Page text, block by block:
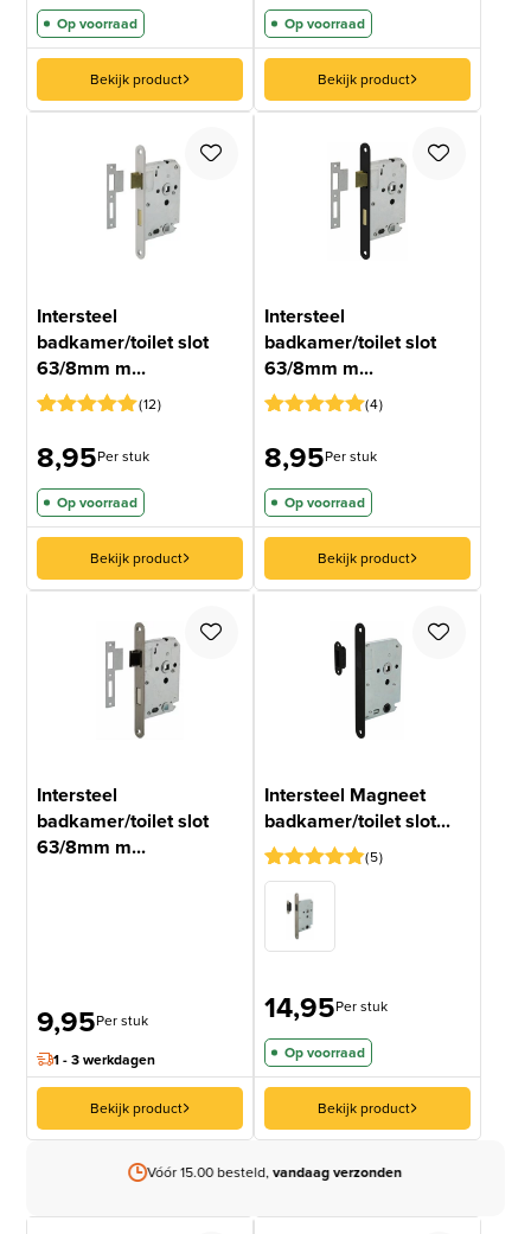
Op voorraad
Bekijk product
Op voorraad
Bekijk product
Intersteel
badkamer/toilet slot
63/8mm m...
5op 5
gebaseerd
op
klantbeoordelingen
12
8,95Per stuk
Op voorraad
Bekijk product
Intersteel
badkamer/toilet slot
63/8mm m...
5op 5
gebaseerd
op
klantbeoordelingen
4
8,95Per stuk
Op voorraad
Bekijk product
Intersteel
badkamer/toilet slot
63/8mm m...
9,95Per stuk
1 - 3 werkdagen
Bekijk product
Intersteel Magneet
badkamer/toilet slot...
Gewaardeerd
4.8op 5
gebaseerd
5
5
14,95Per stuk
Op voorraad
Bekijk product
Gratis verzendingboven 99 euro